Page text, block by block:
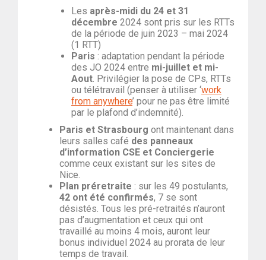
Les après-midi du 24 et 31
décembre 2024 sont pris sur les RTTs
de la période de juin 2023 – mai 2024
(1 RTT)
Paris : adaptation pendant la période
des JO 2024 entre mi-juillet et mi-
Aout. Privilégier la pose de CPs, RTTs
ou télétravail (penser à utiliser ‘work
from anywhere’ pour ne pas être limité
par le plafond d’indemnité).
Paris et Strasbourg ont maintenant dans
leurs salles café des panneaux
d’information CSE et Conciergerie
comme ceux existant sur les sites de
Nice.
Plan préretraite : sur les 49 postulants,
42 ont été confirmés, 7 se sont
désistés. Tous les pré-retraités n’auront
pas d’augmentation et ceux qui ont
travaillé au moins 4 mois, auront leur
bonus individuel 2024 au prorata de leur
temps de travail.